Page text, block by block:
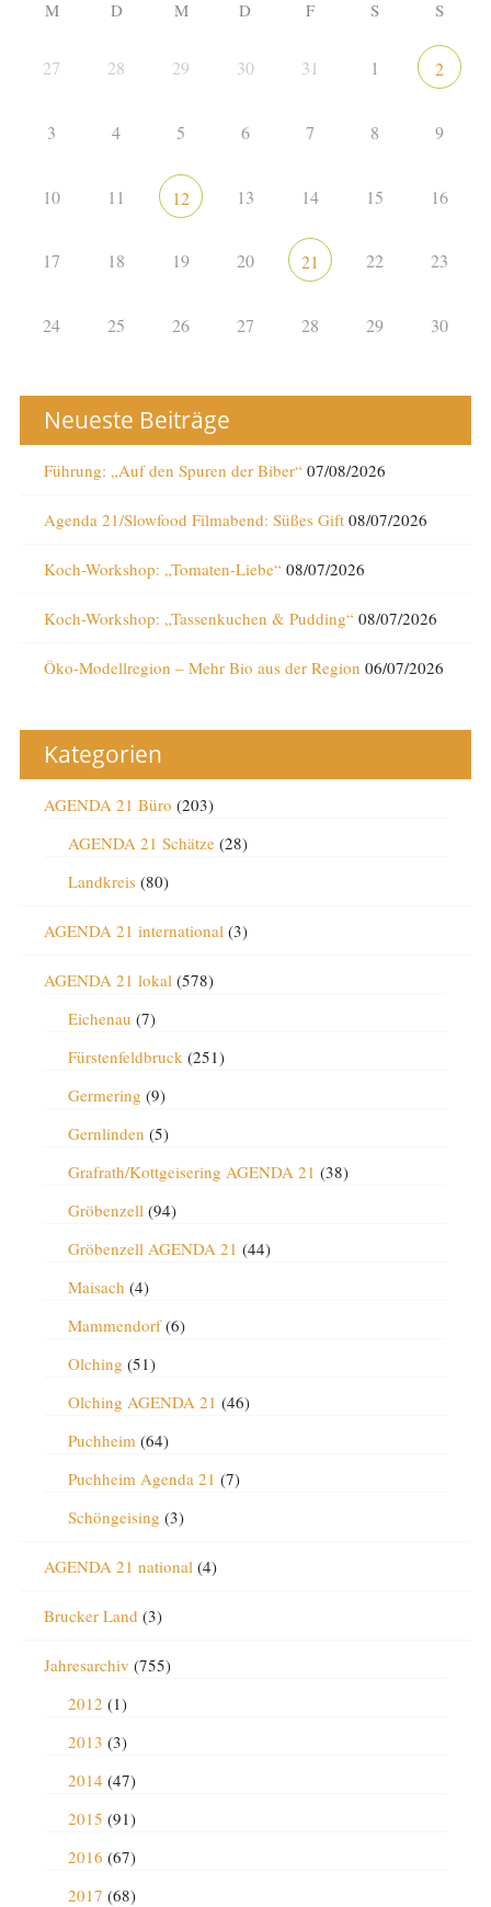
M D M D F S S
27 28 29 30 31 1 2
3 4 5 6 7 8 9
10 11 12 13 14 15 16
17 18 19 20 21 22 23
24 25 26 27 28 29 30
Neueste Beiträge
Führung: „Auf den Spuren der Biber“ 07/08/2026
Agenda 21/Slowfood Filmabend: Süßes Gift 08/07/2026
Koch-Workshop: „Tomaten-Liebe“ 08/07/2026
Koch-Workshop: „Tassenkuchen & Pudding“ 08/07/2026
Öko-Modellregion – Mehr Bio aus der Region 06/07/2026
Kategorien
AGENDA 21 Büro (203)
AGENDA 21 Schätze(28)
Landkreis(80)
AGENDA 21 international (3)
AGENDA 21 lokal (578)
Eichenau (7)
Fürstenfeldbruck (251)
Germering (9)
Gernlinden (5)
Grafrath/Kottgeisering AGENDA 21 (38)
Gröbenzell (94)
Gröbenzell AGENDA 21 (44)
Maisach (4)
Mammendorf(6)
Olching (51)
Olching AGENDA 21 (46)
Puchheim (64)
Puchheim Agenda 21 (7)
Schöngeising (3)
AGENDA 21 national (4)
Brucker Land (3)
Jahresarchiv (755)
2012 (1)
2013 (3)
2014 (47)
2015 (91)
2016 (67)
2017 (68)